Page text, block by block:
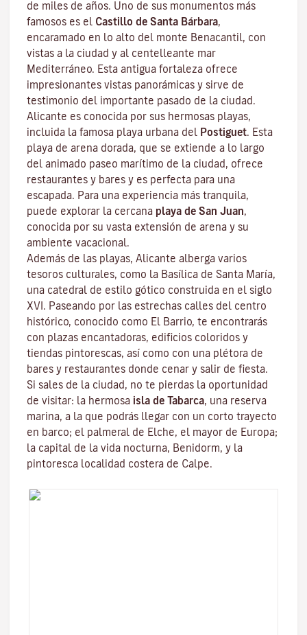
de miles de años. Uno de sus monumentos más
famosos es el Castillo de Santa Bárbara,
encaramado en lo alto del monte Benacantil, con
vistas a la ciudad y al centelleante mar
Mediterráneo. Esta antigua fortaleza ofrece
impresionantes vistas panorámicas y sirve de
testimonio del importante pasado de la ciudad.
Alicante es conocida por sus hermosas playas,
incluida la famosa playa urbana del Postiguet. Esta
playa de arena dorada, que se extiende a lo largo
del animado paseo marítimo de la ciudad, ofrece
restaurantes y bares y es perfecta para una
escapada. Para una experiencia más tranquila,
puede explorar la cercana playa de San Juan,
conocida por su vasta extensión de arena y su
ambiente vacacional.
Además de las playas, Alicante alberga varios
tesoros culturales, como la Basílica de Santa María,
una catedral de estilo gótico construida en el siglo
XVI. Paseando por las estrechas calles del centro
histórico, conocido como El Barrio, te encontrarás
con plazas encantadoras, edificios coloridos y
tiendas pintorescas, así como con una plétora de
bares y restaurantes donde cenar y salir de fiesta.
Si sales de la ciudad, no te pierdas la oportunidad
de visitar: la hermosa isla de Tabarca, una reserva
marina, a la que podrás llegar con un corto trayecto
en barco; el palmeral de Elche, el mayor de Europa;
la capital de la vida nocturna, Benidorm, y la
pintoresca localidad costera de Calpe.